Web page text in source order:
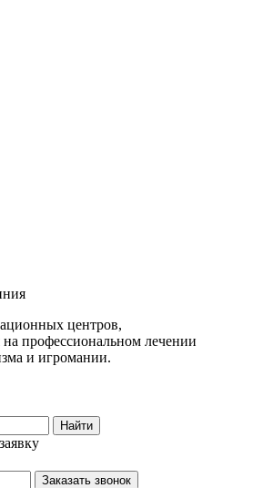
центров,
профессиональном лечении
и игромании.
Найти
Заказать звонок